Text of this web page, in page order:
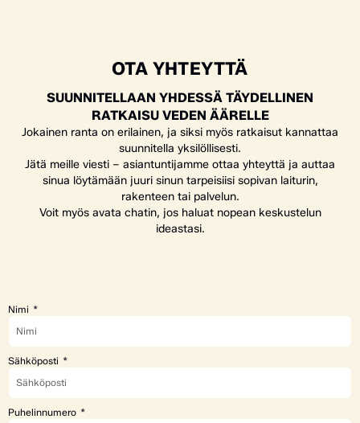
OTA YHTEYTTÄ
SUUNNITELLAAN YHDESSÄ TÄYDELLINEN
RATKAISU VEDEN ÄÄRELLE
Jokainen ranta on erilainen, ja siksi myös ratkaisut kannattaa
suunnitella yksilöllisesti.
Jätä meille viesti – asiantuntijamme ottaa yhteyttä ja auttaa
sinua löytämään juuri sinun tarpeisiisi sopivan laiturin,
rakenteen tai palvelun.
Voit myös avata chatin, jos haluat nopean keskustelun
ideastasi.
Nimi
Sähköposti
Puhelinnumero